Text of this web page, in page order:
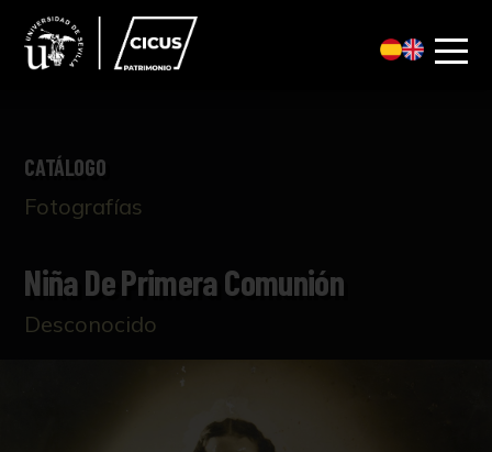
CATÁLOGO
Fotografías
Niña De Primera Comunión
Desconocido